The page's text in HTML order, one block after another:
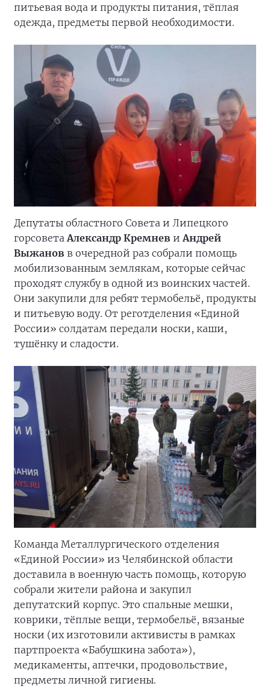
питьевая вода и продукты питания, тёплая
одежда, предметы первой необходимости.
Депутаты областного Совета и Липецкого
горсовета Александр Кремнев и Андрей
Выжанов в очередной раз собрали помощь
мобилизованным землякам, которые сейчас
проходят службу в одной из воинских частей.
Они закупили для ребят термобельё, продукты
и питьевую воду. От реготделения «Единой
России» солдатам передали носки, каши,
тушёнку и сладости.
Команда Металлургического отделения
«Единой России» из Челябинской области
доставила в военную часть помощь, которую
собрали жители района и закупил
депутатский корпус. Это спальные мешки,
коврики, тёплые вещи, термобельё, вязаные
носки (их изготовили активисты в рамках
партпроекта «Бабушкина забота»),
медикаменты, аптечки, продовольствие,
предметы личной гигиены.